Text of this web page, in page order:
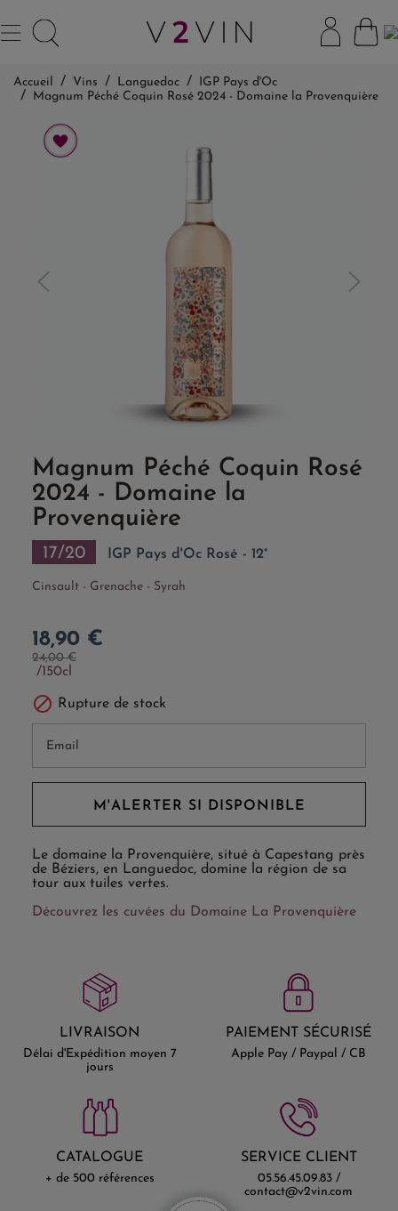
Accueil Vins Languedoc
IGP Pays d'Oc
Magnum Péché Coquin Rosé 2024 - Domaine la Provenquière
Magnum Péché Coquin Rosé
2024 - Domaine la
Provenquière
17/20 IGP Pays d'Oc Rosé - 12°
Cinsault - Grenache - Syrah
18,90 €
24,00 €
150cl
 Rupture de stock
M'ALERTER SI DISPONIBLE
Le domaine la Provenquière, situé à Capestang près
de Béziers, en Languedoc, domine la région de sa
tour aux tuiles vertes.
Découvrez les cuvées du Domaine La Provenquière
LIVRAISON
Délai d'Expédition moyen 7
jours
PAIEMENT SÉCURISÉ
Apple Pay / Paypal / CB
CATALOGUE
+ de 500 références
SERVICE CLIENT
05.56.45.09.83 /
contact@v2vin.com